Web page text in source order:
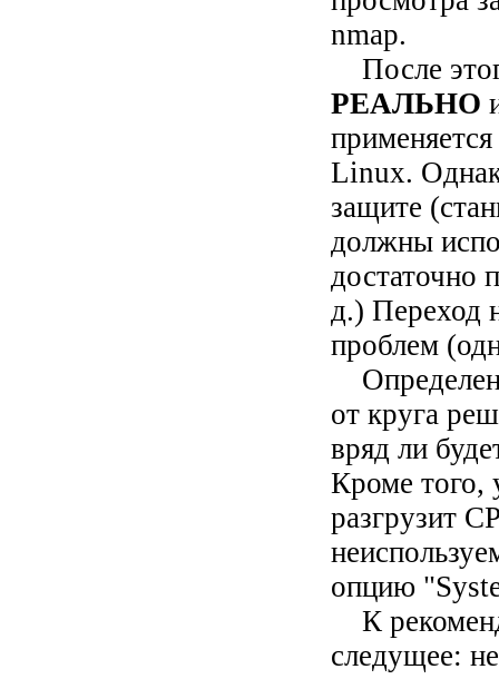
nmap.
После
РЕАЛЬНО
Linux.
защите
должны
достаточно
д.) Переход
проблем
от круга
вряд ли
Кроме того,
разгрузит
опцию
К
следущее: